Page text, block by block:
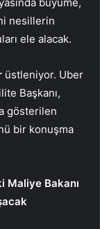
nesillerin
ele alacak.
üstleniyor. Uber
Başkanı,
gösterilen
bir konuşma
Maliye Bakanı